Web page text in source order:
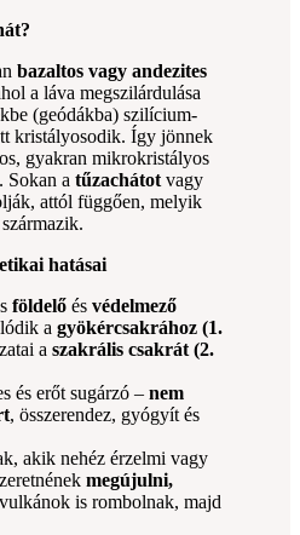
bazaltos vagy andezites
a láva megszilárdulása
(geódákba) szilícium-
kristályosodik. Így jönnek
gyakran mikrokristályos
Sokan atűzachátot vagy
attól függően, melyik
hatásai
földelő ésvédelmező
agyökércsakrához (1.
aszakrális csakrát (2.
és erőt sugárzó –nem
, összerendez, gyógyít és
akik nehéz érzelmi vagy
megújulni,
is rombolnak, majd